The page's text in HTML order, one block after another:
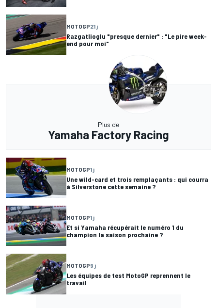
MOTOGP21 j
Razgatlioglu "presque dernier" : "Le pire week-
end pour moi"
Plus de
Yamaha Factory Racing
MOTOGP1 j
Une wild-card et trois remplaçants : qui courra
à Silverstone cette semaine ?
MOTOGP1 j
Et si Yamaha récupérait le numéro 1 du
champion la saison prochaine ?
MOTOGP9 j
Les équipes de test MotoGP reprennent le
travail